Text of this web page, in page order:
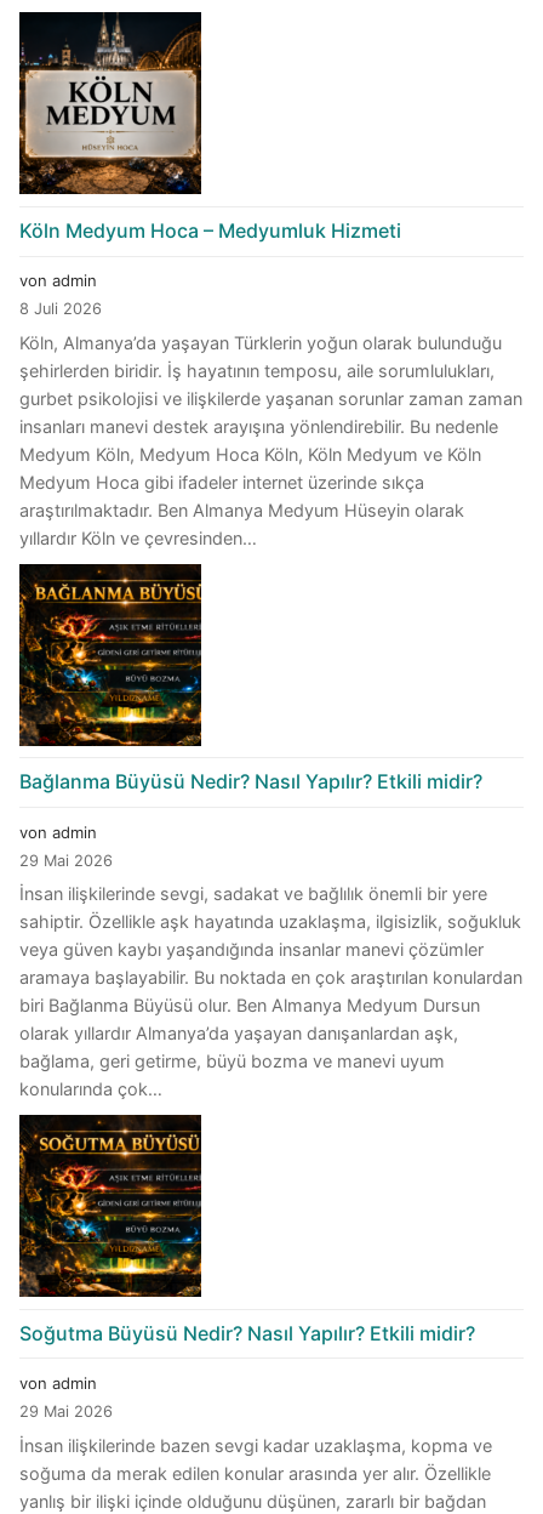
Köln Medyum Hoca – Medyumluk Hizmeti
von admin
8 Juli 2026
Köln, Almanya’da yaşayan Türklerin yoğun olarak bulunduğu
şehirlerden biridir. İş hayatının temposu, aile sorumlulukları,
gurbet psikolojisi ve ilişkilerde yaşanan sorunlar zaman zaman
insanları manevi destek arayışına yönlendirebilir. Bu nedenle
Medyum Köln, Medyum Hoca Köln, Köln Medyum ve Köln
Medyum Hoca gibi ifadeler internet üzerinde sıkça
araştırılmaktadır. Ben Almanya Medyum Hüseyin olarak
yıllardır Köln ve çevresinden…
Bağlanma Büyüsü Nedir? Nasıl Yapılır? Etkili midir?
von admin
29 Mai 2026
İnsan ilişkilerinde sevgi, sadakat ve bağlılık önemli bir yere
sahiptir. Özellikle aşk hayatında uzaklaşma, ilgisizlik, soğukluk
veya güven kaybı yaşandığında insanlar manevi çözümler
aramaya başlayabilir. Bu noktada en çok araştırılan konulardan
biri Bağlanma Büyüsü olur. Ben Almanya Medyum Dursun
olarak yıllardır Almanya’da yaşayan danışanlardan aşk,
bağlama, geri getirme, büyü bozma ve manevi uyum
konularında çok…
Soğutma Büyüsü Nedir? Nasıl Yapılır? Etkili midir?
von admin
29 Mai 2026
İnsan ilişkilerinde bazen sevgi kadar uzaklaşma, kopma ve
soğuma da merak edilen konular arasında yer alır. Özellikle
yanlış bir ilişki içinde olduğunu düşünen, zararlı bir bağdan